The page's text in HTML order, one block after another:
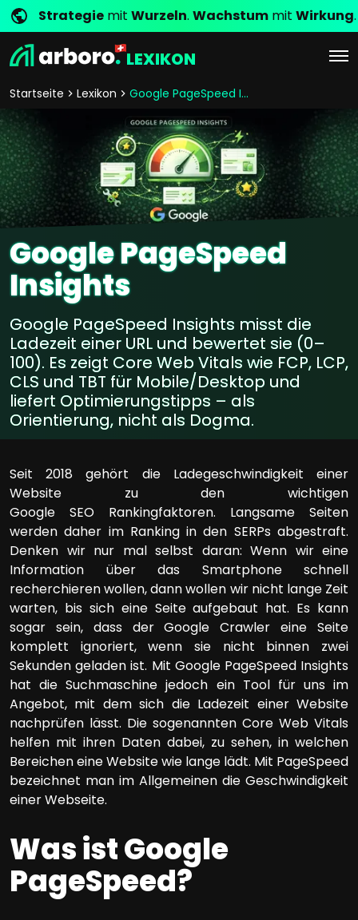
Strategie mit Wurzeln. Wachstum mit Wirkung.
LEXIKON
Startseite Lexikon Google PageSpeed Insights
Google PageSpeed
Insights
Google PageSpeed Insights misst die
Ladezeit einer URL und bewertet sie (0–
100). Es zeigt Core Web Vitals wie FCP, LCP,
CLS und TBT für Mobile/Desktop und
liefert Optimierungstipps – als
Orientierung, nicht als Dogma.
Seit 2018 gehört die Ladegeschwindigkeit einer
Website zu den wichtigen
Google SEO Rankingfaktoren. Langsame Seiten
werden daher im Ranking in den SERPs abgestraft.
Denken wir nur mal selbst daran: Wenn wir eine
Information über das Smartphone schnell
recherchieren wollen, dann wollen wir nicht lange Zeit
warten, bis sich eine Seite aufgebaut hat. Es kann
sogar sein, dass der Google Crawler eine Seite
komplett ignoriert, wenn sie nicht binnen zwei
Sekunden geladen ist. Mit Google PageSpeed Insights
hat die Suchmaschine jedoch ein Tool für uns im
Angebot, mit dem sich die Ladezeit einer Website
nachprüfen lässt. Die sogenannten Core Web Vitals
helfen mit ihren Daten dabei, zu sehen, in welchen
Bereichen eine Website wie lange lädt. Mit PageSpeed
bezeichnet man im Allgemeinen die Geschwindigkeit
einer Webseite.
Was ist Google
PageSpeed?